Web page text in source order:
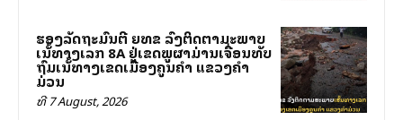
ຮອງລັດຖະມົນຕີ ຍທຂ ລົງຕິດຕາມສະພາບ
ເສັ້ນທາງເລກ 8A ຢູ່ເຂດພູຜາມ່ານເຈື່ອນທັບ
ຖົມເສັ້ນທາງເຂດເມືອງຄູນຄໍາ ແຂວງຄໍາ
ມ່ວນ
ທີ 7 August, 2026